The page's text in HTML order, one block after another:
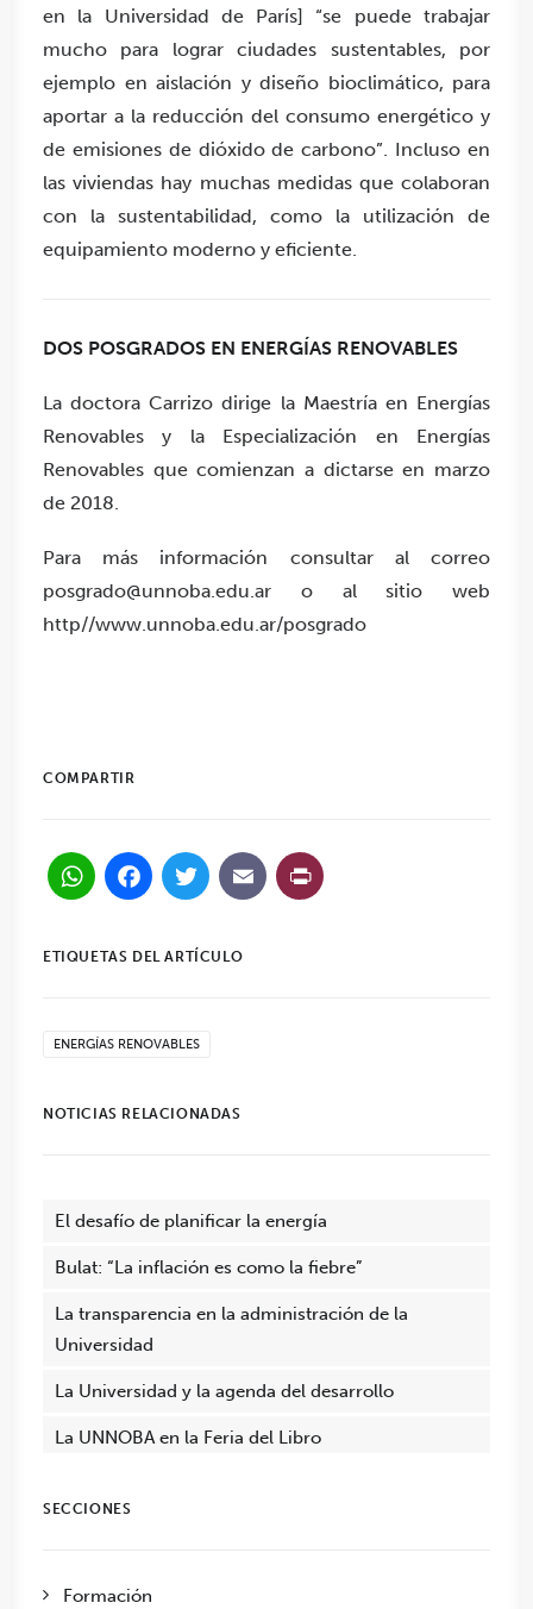
en la Universidad de París] “se puede trabajar
mucho para lograr ciudades sustentables, por
ejemplo en aislación y diseño bioclimático, para
aportar a la reducción del consumo energético y
de emisiones de dióxido de carbono”. Incluso en
las viviendas hay muchas medidas que colaboran
con la sustentabilidad, como la utilización de
equipamiento moderno y eficiente.
DOS POSGRADOS EN ENERGÍAS RENOVABLES
La doctora Carrizo dirige la Maestría en Energías
Renovables y la Especialización en Energías
Renovables que comienzan a dictarse en marzo
de 2018.
Para más información consultar al correo
posgrado@unnoba.edu.ar o al sitio web
http//www.unnoba.edu.ar/posgrado
COMPARTIR
WhatsApp
Facebook
Twitter
Email
ETIQUETAS DEL ARTÍCULO
ENERGÍAS RENOVABLES
NOTICIAS RELACIONADAS
El desafío de planificar la energía
Bulat: “La inflación es como la fiebre”
La transparencia en la administración de la
Universidad
La Universidad y la agenda del desarrollo
La UNNOBA en la Feria del Libro
SECCIONES
Formación